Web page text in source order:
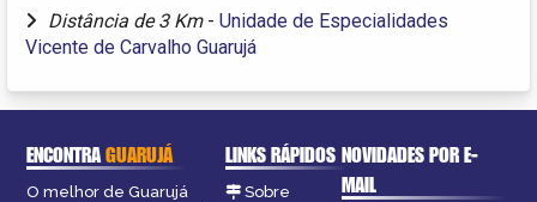
Distância de 3 Km - Unidade de Especialidades
Vicente de Carvalho Guarujá
ENCONTRAGUARUJÁ
O melhor de Guarujá
LINKS RÁPIDOS
Sobre
NOVIDADES POR E-
MAIL